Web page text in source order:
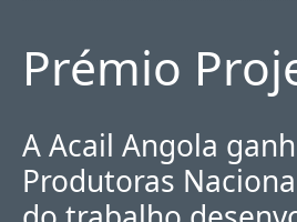
Prémio
A Acail Angola
Produtoras